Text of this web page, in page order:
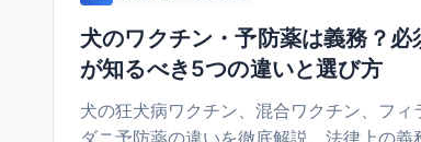
犬のワクチン・予防薬は義務？必
が知るべき5つの違いと選び方
犬の狂犬病ワクチン、混合ワクチン、フィ
ダニ予防薬の違いを徹底解説。法律上の義